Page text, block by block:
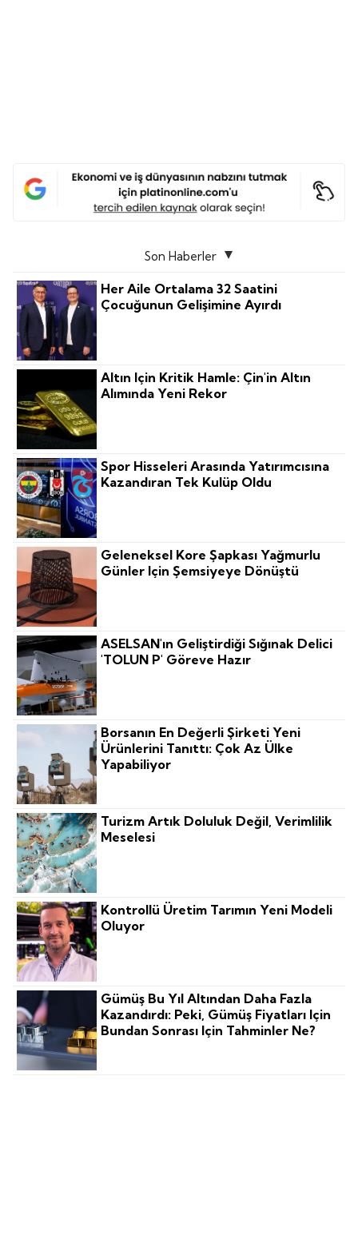
Son Haberler
Her Aile Ortalama 32 Saatini
Çocuğunun Gelişimine Ayırdı
Altın Için Kritik Hamle: Çin'in Altın
Alımında Yeni Rekor
Spor Hisseleri Arasında Yatırımcısına
Kazandıran Tek Kulüp Oldu
Geleneksel Kore Şapkası Yağmurlu
Günler Için Şemsiyeye Dönüştü
ASELSAN'ın Geliştirdiği Sığınak Delici
'TOLUN P' Göreve Hazır
Borsanın En Değerli Şirketi Yeni
Ürünlerini Tanıttı: Çok Az Ülke
Yapabiliyor
Turizm Artık Doluluk Değil, Verimlilik
Meselesi
Kontrollü Üretim Tarımın Yeni Modeli
Oluyor
Gümüş Bu Yıl Altından Daha Fazla
Kazandırdı: Peki, Gümüş Fiyatları Için
Bundan Sonrası Için Tahminler Ne?